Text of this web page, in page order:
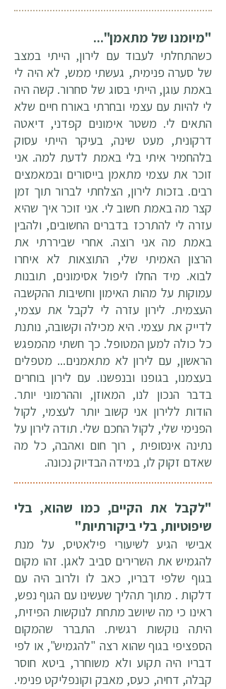
"מיומנו של מתאמן"...
כשהתחלתי לעבוד עם לירון, הייתי במצב
של סערה פנימית, געשתי ממש, לא היה לי
באמת עוגן, הייתי בסוג של סחרור. קשה היה
לי להיות עם עצמי ובחרתי באורח חיים שלא
התאים לי. משטר אימונים קפדני, דיאטה
דרקונית, מעט שינה, בעיקר הייתי עסוק
בלהחמיר איתי בלי באמת לדעת למה. אני
זוכר את עצמי מתאמן בייסורים ובמאמצים
רבים. בזכות לירון, הצלחתי לברור תוך זמן
קצר מה באמת חשוב לי. אני זוכר איך שהיא
עזרה לי להתרכז בדברים החשובים, ולהבין
באמת מה אני רוצה. אחרי שביררתי את
הרצון האמיתי שלי, התוצאות לא איחרו
לבוא. מיד החלו ליפול אסימונים, תובנות
עמוקות על מהות האימון וחשיבות ההקשבה
העצמית. לירון עזרה לי לקבל את עצמי,
לדייק את עצמי. היא מכילה וקשובה, נותנת
כל כולה למען המטופל. כך חשתי מהמפגש
הראשון, עם לירון לא מתאמנים... מטפלים
בעצמנו, בגופנו ובנפשנו. עם לירון בוחרים
בדבר הנכון לנו, המאוזן, וההרמוני יותר.
הודות ללירון אני קשוב יותר לעצמי, לקול
הפנימי שלי, לקול החכם שלי. תודה לירון על
נתינה אינסופית , רוך חום ואהבה, כל מה
שאדם זקוק לו, במידה הבדיוק נכונה.
"לקבל את הקיים, כמו שהוא, בלי
שיפוטיות, בלי ביקורתיות"
אבישי הגיע לשיעורי פילאטיס, על מנת
להגמיש את השרירים סביב לאגן. זהו מקום
בגוף שלפי דבריו, כאב לו ולרוב היה עם
דלקות . מתוך תהליך שעשינו עם הגוף נפש,
ראינו כי מה שיושב מתחת לנוקשות הפיזית,
היתה נוקשות רגשית. התברר שהמקום
הספציפי בגוף שהוא רצה "להגמיש", או לפי
דבריו היה תקוע ולא משוחרר, ביטא חוסר
קבלה, דחיה, כעס, מאבק וקונפליקט פנימי.